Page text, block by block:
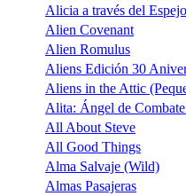
Alicia a través del
Alien Covenant
Alien Romulus
Aliens Edición 30
Aliens in the Attic
Alita: Ángel de
All About Steve
All Good Things
Alma Salvaje (Wild)
Almas Pasajeras